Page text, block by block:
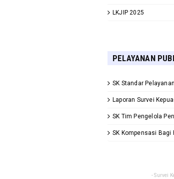
LKJIP 2025
PELAYANAN
SK Standar Pelayanan
Laporan Survei
SK Tim Pengelola
SK Kompensasi Bagi
- Survei